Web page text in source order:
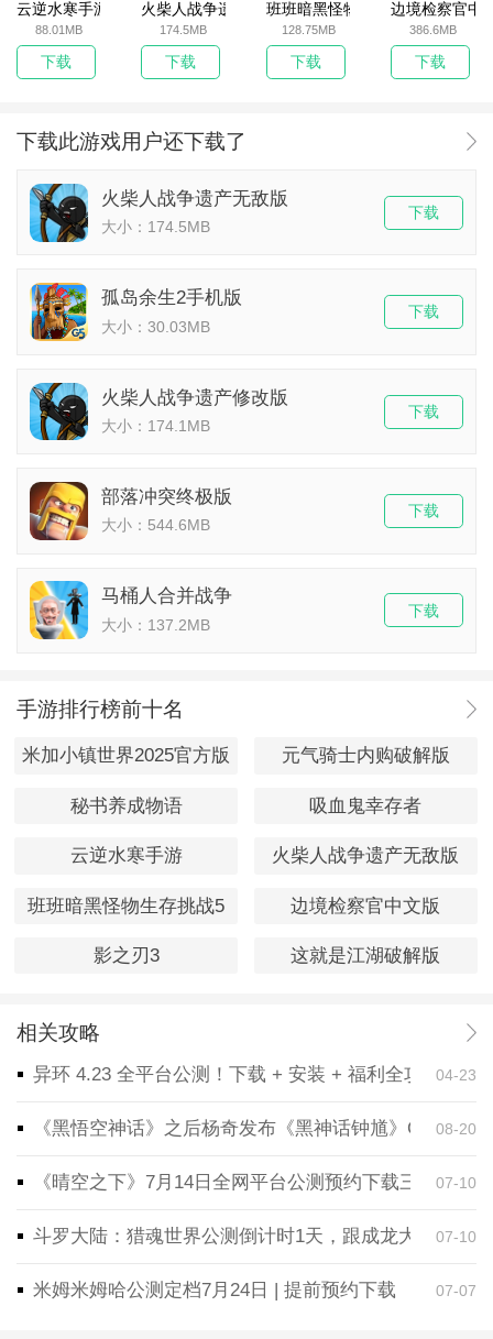
云逆水寒手游
88.01MB
下载
火柴人战争遗产无敌版
174.5MB
下载
班班暗黑怪物生存挑战5
128.75MB
下载
边境检察官中
386.6MB
下载
下载此游戏用户还下载了
火柴人战争遗产无敌版
大小：174.5MB
下载
孤岛余生2手机版
大小：30.03MB
下载
火柴人战争遗产修改版
大小：174.1MB
下载
部落冲突终极版
大小：544.6MB
下载
马桶人合并战争
大小：137.2MB
下载
手游排行榜前十名
米加小镇世界2025官方版 元气骑士内购破解版
秘书养成物语 吸血鬼幸存者
云逆水寒手游 火柴人战争遗产无敌版
班班暗黑怪物生存挑战5 边境检察官中文版
影之刃3 这就是江湖破解版
相关攻略
异环 4.23 全平台公测！下载 + 安装 + 福利全攻略，一
04-23
《黑悟空神话》之后杨奇发布《黑神话钟馗》CG！预
08-20
《晴空之下》7月14日全网平台公测预约下载三端同步
07-10
斗罗大陆：猎魂世界公测倒计时1天，跟成龙大哥一起
07-10
米姆米姆哈公测定档7月24日 | 提前预约下载 07-07